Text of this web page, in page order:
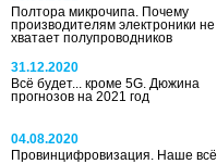
Полтора микрочипа. Почему
производителям электроники не
хватает полупроводников
31.12.2020
Всё будет... кроме 5G. Дюжина
прогнозов на 2021 год
04.08.2020
Провинцифровизация. Наше всё